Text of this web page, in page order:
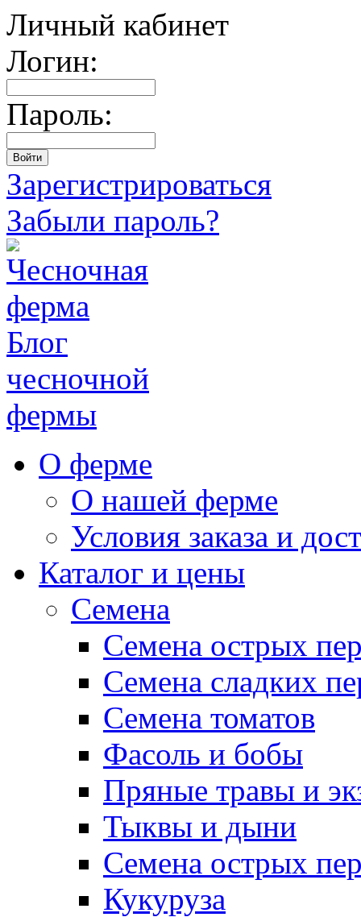
Личный кабинет
Логин:
Пароль:
Зарегистрироваться
Забыли пароль?
Блог
чесночной
фермы
О ферме
О нашей ферме
Условия заказа и
Каталог и цены
Семена
Семена острых
Семена сладких
Семена томатов
Фасоль и бобы
Пряные травы и
Тыквы и дыни
Семена острых
Кукуруза